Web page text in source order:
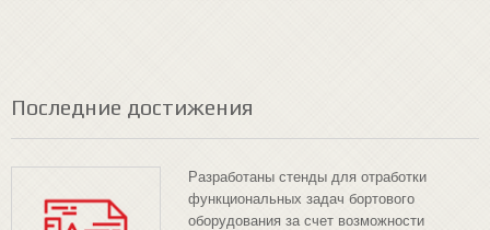
Последние достижения
Разработаны стенды для отработки
функциональных задач бортового
оборудования за счет возможности